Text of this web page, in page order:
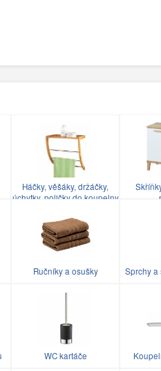
Háčky, věšáky, držáčky,
úchytky, poličky do koupelny
Ručníky a osušky Sprchy a
WC kartáče